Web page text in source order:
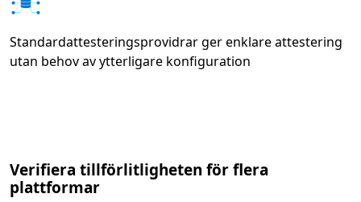
Standardattesteringsprovidrar ger enklare attestering
utan behov av ytterligare konfiguration
Verifiera tillförlitligheten för flera
plattformar